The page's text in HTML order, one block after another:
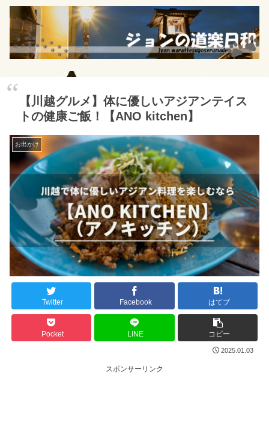
【川越グルメ】体に優しいアジアンテイス
トの健康ご飯！【ANO kitchen】
お出かけ
Twitter Facebook はてブ
Pocket LINE コピー
2025.01.03
スポンサーリンク